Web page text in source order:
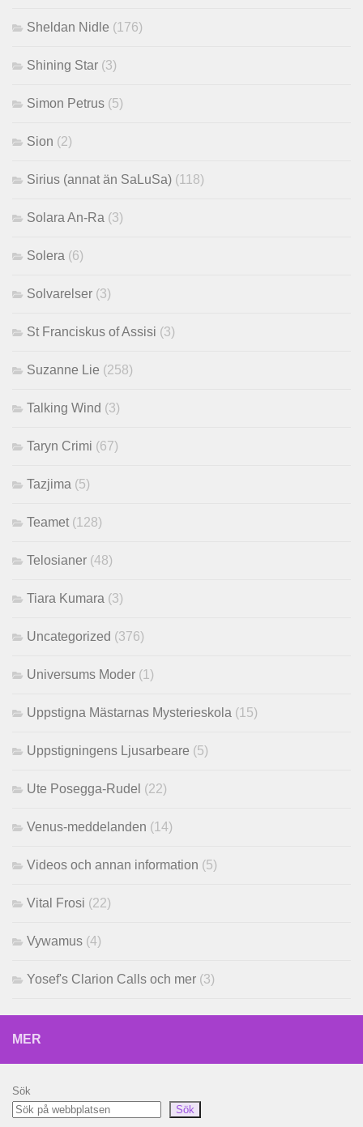
Sheldan Nidle (176)
Shining Star (3)
Simon Petrus (5)
Sion (2)
Sirius (annat än SaLuSa) (118)
Solara An-Ra (3)
Solera (6)
Solvarelser (3)
St Franciskus of Assisi (3)
Suzanne Lie (258)
Talking Wind (3)
Taryn Crimi (67)
Tazjima (5)
Teamet (128)
Telosianer (48)
Tiara Kumara (3)
Uncategorized (376)
Universums Moder (1)
Uppstigna Mästarnas Mysterieskola (15)
Uppstigningens Ljusarbeare (5)
Ute Posegga-Rudel (22)
Venus-meddelanden (14)
Videos och annan information (5)
Vital Frosi (22)
Vywamus (4)
Yosef's Clarion Calls och mer (3)
MER
Sök
Sök